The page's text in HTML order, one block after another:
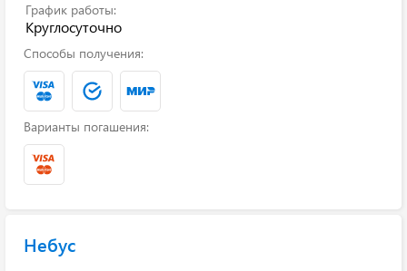
График работы:
Круглосуточно
Способы получения:
Варианты погашения:
Небус